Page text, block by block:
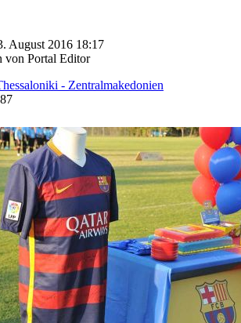
August 2016 18:17
von Portal Editor
- Zentralmakedonien